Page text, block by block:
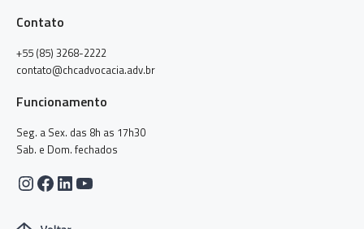
Contato
+55 (85) 3268-2222
contato@chcadvocacia.adv.br
Funcionamento
Seg. a Sex. das 8h as 17h30
Sab. e Dom. fechados
Instagram
Facebook
LinkedIn
Youtube